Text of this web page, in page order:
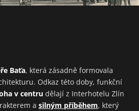
Baťa, která zásadně formovala
Odkaz této doby, funkční
v centru dělají z Interhotelu Zlín
a silným příběhem, který